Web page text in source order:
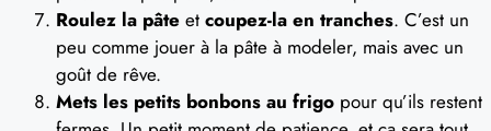
Roulez la pâte et coupez-la en tranches. C’est un
peu comme jouer à la pâte à modeler, mais avec un
goût de rêve.
Mets les petits bonbons au frigo pour qu’ils restent